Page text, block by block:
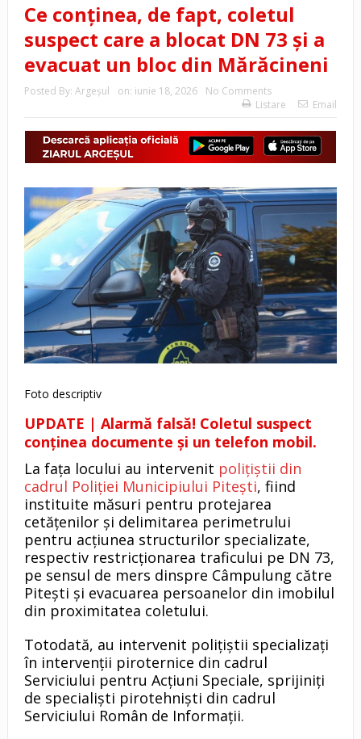
Ce conținea, de fapt, coletul
suspect care a blocat DN 73 și a
evacuat un bloc din Mărăcineni
Posted By: Argeşul on: iunie 18, 2026
No Comments
Listare
Email
Foto descriptiv
UPDATE | Alarmă falsă! Coletul suspect
conținea documente și un telefon mobil.
La fața locului au intervenit polițiștii din
cadrul Poliției Municipiului Pitești, fiind
instituite măsuri pentru protejarea
cetățenilor și delimitarea perimetrului
pentru acțiunea structurilor specializate,
respectiv restricționarea traficului pe DN 73,
pe sensul de mers dinspre Câmpulung către
Pitești și evacuarea persoanelor din imobilul
din proximitatea coletului.
Totodată, au intervenit polițiștii specializați
în intervenții piroternice din cadrul
Serviciului pentru Acțiuni Speciale, sprijiniți
de specialiști pirotehniști din cadrul
Serviciului Român de Informații.